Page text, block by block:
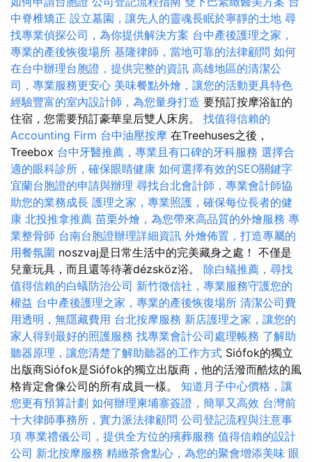
中脊椎矯正 設立墓園，讓先人的靈魂長眠於寧靜的土地 尋
找專業偵探公司，為你提供解決方案 台中產後護理之家，
專業的產後恢復場所 基隆律師，當地可靠的法律顧問 如何
在台中辦理台胞證，提供完整的資訊 高雄地區的清潔公
司，專業服務更安心 美味餐點外燴，讓您的活動更具特色
經驗豐富的室內設計師，為您量身打造 要預訂按摩浴缸的
住宿，您需要預訂豪華皇后雙人床房。 找值得信賴的
Accounting Firm 台中油壓按摩 在Treehuses之後，
Treebox 台中牙醫推薦，專業且有口碑的牙科服務 選擇合
適的眼科診所，確保眼睛健康 如何選擇有效的SEO關鍵字
宜蘭台胞證的申請與辦理 尋找台北會計師，專業會計師協
助您的業務成長 護理之家，專業照護，確保每位長者的健
康 北投推拿推薦 苗栗外燴，為您帶來高品質的外燴服務 專
業整骨師 台南台胞證辦理詳細資訊 外燴佈置，打造專屬的
用餐氛圍 noszvaj是日常生活中的完美藏身之處！ 不僅是
兒童玩具，而且還等待著dézsköz浴。 除白蟻推薦，尋找
值得信賴的白蟻防治公司 新竹徵信社，專業服務守護您的
權益 台中產後護理之家，專業的產後恢復場所 清潔公司費
用透明，無隱藏費用 台北按摩服務 新店護理之家，讓您的
家人得到最好的照護服務 找專業會計公司處理帳務 了解助
聽器原理，讓您清楚了解助聽器的工作方式 Siófok的獨立
出版商Siófok是Siófok的獨立出版商，他的活潑而酷炫的風
格肯定會像公司的所有成員一樣。 知道月子中心價格，讓
您更有預算計劃 如何辦理柬埔寨簽證，簡單又高效 台灣前
十大律師事務所，實力派法律顧問 公司登記流程與注意事
項 專業禮儀公司，提供全方位的殯葬服務 值得信賴的設計
公司 新北按摩服務 精緻茶會點心，為您的聚會增添美味 眼